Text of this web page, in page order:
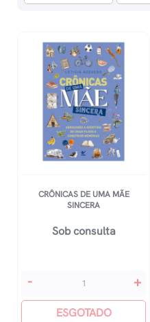
CRÔNICAS DE UMA MÃE
SINCERA
Sob consulta
Crônicas
- +
ESGOTADO